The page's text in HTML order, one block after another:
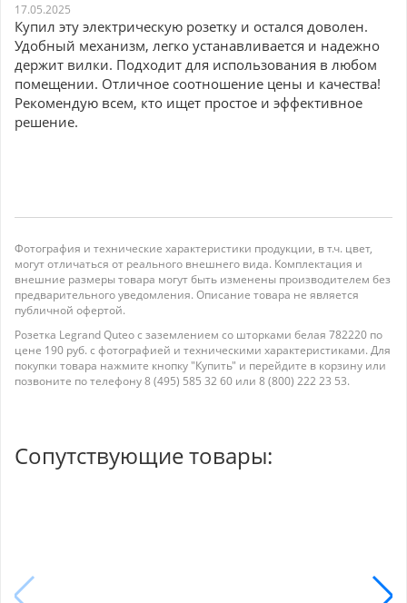
17.05.2025
Купил эту электрическую розетку и остался доволен.
Удобный механизм, легко устанавливается и надежно
держит вилки. Подходит для использования в любом
помещении. Отличное соотношение цены и качества!
Рекомендую всем, кто ищет простое и эффективное
решение.
Фотография и технические характеристики продукции, в т.ч. цвет,
могут отличаться от реального внешнего вида. Комплектация и
внешние размеры товара могут быть изменены производителем без
предварительного уведомления. Описание товара не является
публичной офертой.
Розетка Legrand Quteo с заземлением со шторками белая 782220 по
цене 190 руб. с фотографией и техническими характеристиками. Для
покупки товара нажмите кнопку "Купить" и перейдите в корзину или
позвоните по телефону 8 (495) 585 32 60 или 8 (800) 222 23 53.
Сопутствующие товары: